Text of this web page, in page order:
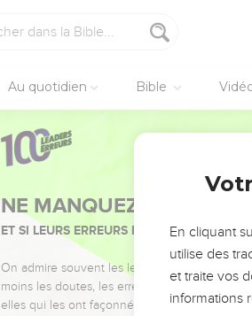
Au quotidien Bible
NE MANQUEZ PAS
ET SI LEURS ERREURS POUVAIENT VOUS
On admire souvent les leaders pour leurs
moins les doutes, les erreurs et les saisons
elles qui les ont façonnés.
En cliquant
utilise des
et traite vos
informations